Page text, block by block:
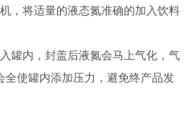
，将适量的液态氮准确的加入饮料
罐内，封盖后液氮会马上气化，气
全使罐内添加压力，避免终产品发